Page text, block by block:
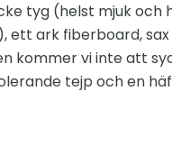
tyg (helst mjuk och
ark fiberboard, sax
kommer vi inte att
tejp och en